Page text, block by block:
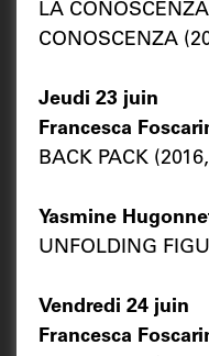
LA
CONOSCENZA
Jeudi 23 juin
Francesca
BACK PACK (2016,
Yasmine
UNFOLDING
Vendredi 24 juin
Francesca